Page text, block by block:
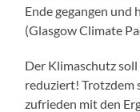
Ende gegangen und
(Glasgow Climate
Der Klimaschutz
reduziert! Trotzdem
zufrieden mit den